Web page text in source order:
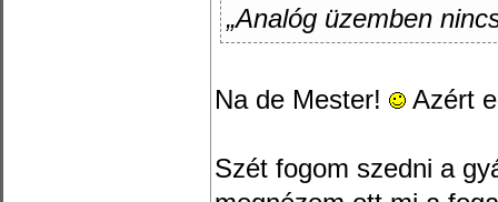
„Analóg üzemben
Na de Mester! Azért
Szét fogom szedni a